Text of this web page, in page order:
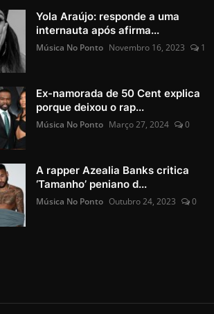
Yola Araújo: responde a uma
internauta após afirma...
Música No Ponto Novembro 16, 2023 1
Ex-namorada de 50 Cent explica
porque deixou o rap...
Música No Ponto Março 27, 2024 0
A rapper Azealia Banks critica
‘Tamanho’ peniano d...
Música No Ponto Outubro 24, 2023 0